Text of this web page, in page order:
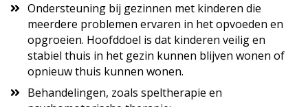
Ondersteuning bij gezinnen met kinderen die
meerdere problemen ervaren in het opvoeden en
opgroeien. Hoofddoel is dat kinderen veilig en
stabiel thuis in het gezin kunnen blijven wonen of
opnieuw thuis kunnen wonen.
Behandelingen, zoals speltherapie en